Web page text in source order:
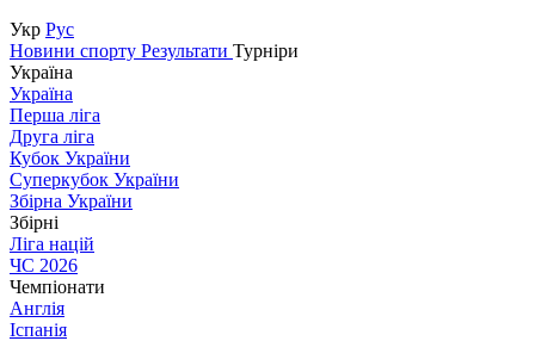
Укр Рус
Новини спорту Результати Турніри
Україна
Україна
Перша ліга
Друга ліга
Кубок України
Суперкубок України
Збірна України
Збірні
Ліга націй
ЧС 2026
Чемпіонати
Англія
Іспанія